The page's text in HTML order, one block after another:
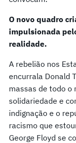
O novo quadro
impulsionada
realidade.
A rebelião nos
encurrala Donald
massas de todo o
solidariedade e
indignação e o
racismo que
George Floyd se